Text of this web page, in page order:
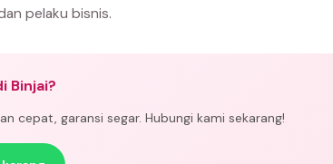
pelaku bisnis.
Binjai?
cepat, garansi segar. Hubungi kami sekarang!